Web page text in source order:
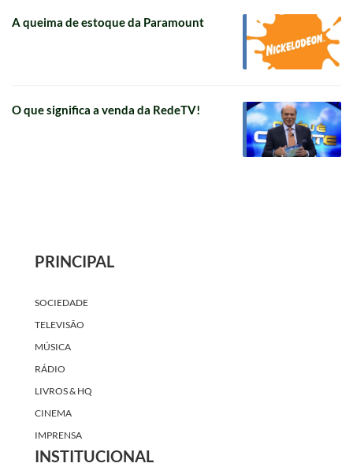
A queima de estoque da Paramount
O que significa a venda da RedeTV!
PRINCIPAL
SOCIEDADE
TELEVISÃO
MÚSICA
RÁDIO
LIVROS & HQ
CINEMA
IMPRENSA
INSTITUCIONAL